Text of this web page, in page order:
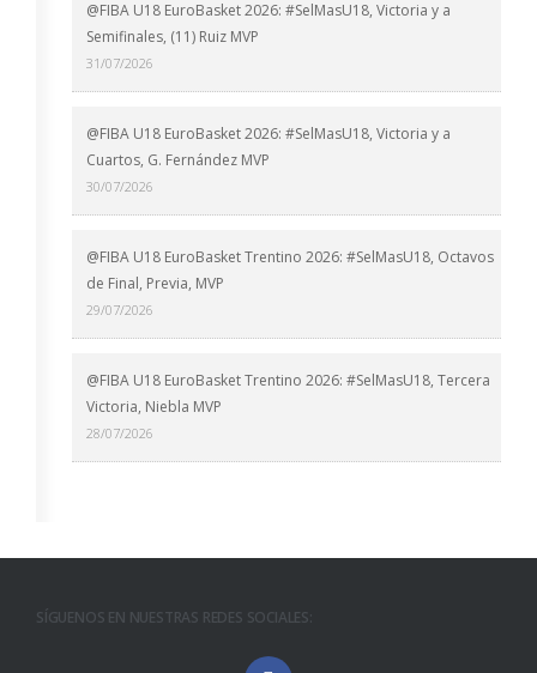
@FIBA U18 EuroBasket 2026: #SelMasU18, Victoria y a
Semifinales, (11) Ruiz MVP
31/07/2026
@FIBA U18 EuroBasket 2026: #SelMasU18, Victoria y a
Cuartos, G. Fernández MVP
30/07/2026
@FIBA U18 EuroBasket Trentino 2026: #SelMasU18, Octavos
de Final, Previa, MVP
29/07/2026
@FIBA U18 EuroBasket Trentino 2026: #SelMasU18, Tercera
Victoria, Niebla MVP
28/07/2026
SÍGUENOS EN NUESTRAS REDES SOCIALES: